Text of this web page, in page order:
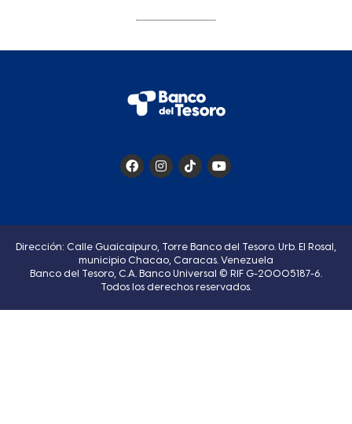
Dirección: Calle Guaicaipuro, Torre Banco del Tesoro. Urb. El Rosal,
municipio Chacao, Caracas. Venezuela
Banco del Tesoro, C.A. Banco Universal © RIF G-20005187-6.
Todos los derechos reservados.